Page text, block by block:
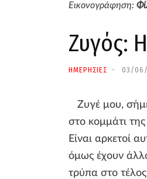
Εικονογράφηση:
Ζυγός:
ΗΜΕΡΗΣΙΕΣ 03/
Ζυγέ μου,
στο κομμάτι
Είναι αρκετοί
όμως έχουν
τρύπα στο